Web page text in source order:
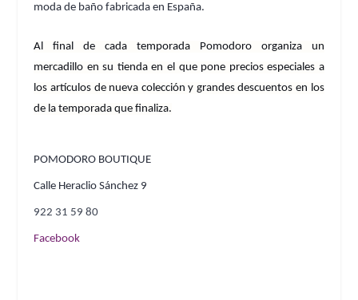
moda de baño fabricada en España.
Al final de cada temporada Pomodoro organiza un
mercadillo en su tienda en el que pone precios especiales a
los artículos de nueva colección y grandes descuentos en los
de la temporada que finaliza.
POMODORO BOUTIQUE
Calle Heraclio Sánchez 9
922 31 59 80
Facebook